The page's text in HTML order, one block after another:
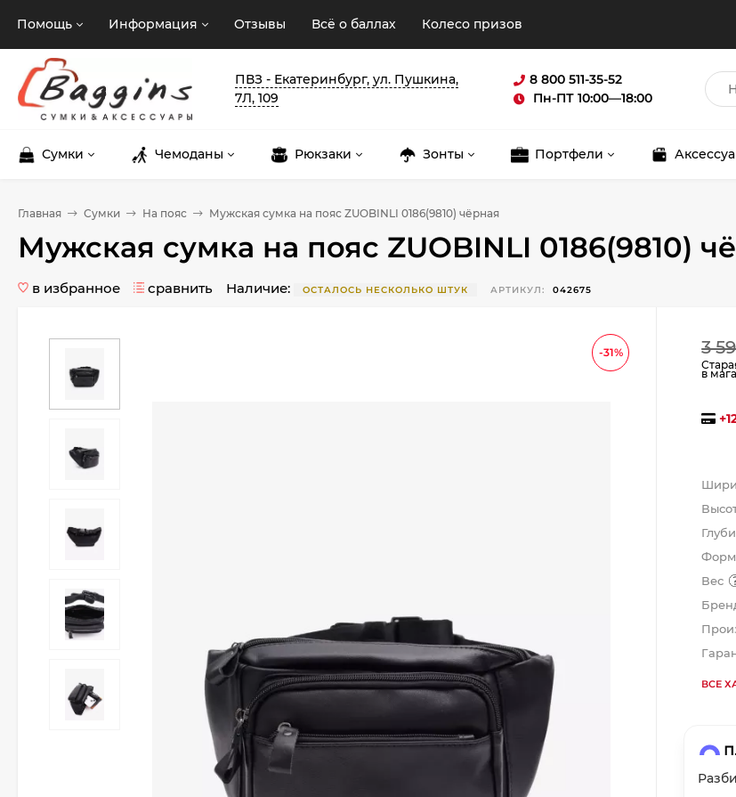
Помощь Информация Отзывы Всё о баллах Колесо призов
ПВЗ - Екатеринбург, ул. Пушкина,
7Л, 109
8 800 511-35-52
Пн-ПТ 10:00—18:00
Сумки Чемоданы Рюкзаки Зонты Портфели
Главная Сумки На пояс Мужская сумка на пояс ZUOBINLI 0186(9810) чёрная
Мужская сумка на пояс ZUOBINLI 0186(9810)
в избранное сравнить Наличие: ОСТАЛОСЬ НЕСКОЛЬКО ШТУК АРТИКУЛ: 042675
-31% 3
в
+
Вес
ВСЕ
Добавляйте товары
Оплачивайте сегодня только
25% картой любого банка